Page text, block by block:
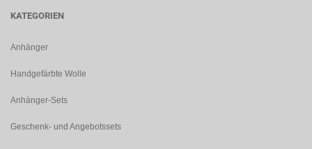
KATEGORIEN
Anhänger
Handgefärbte Wolle
Anhänger-Sets
Geschenk- und Angebotssets